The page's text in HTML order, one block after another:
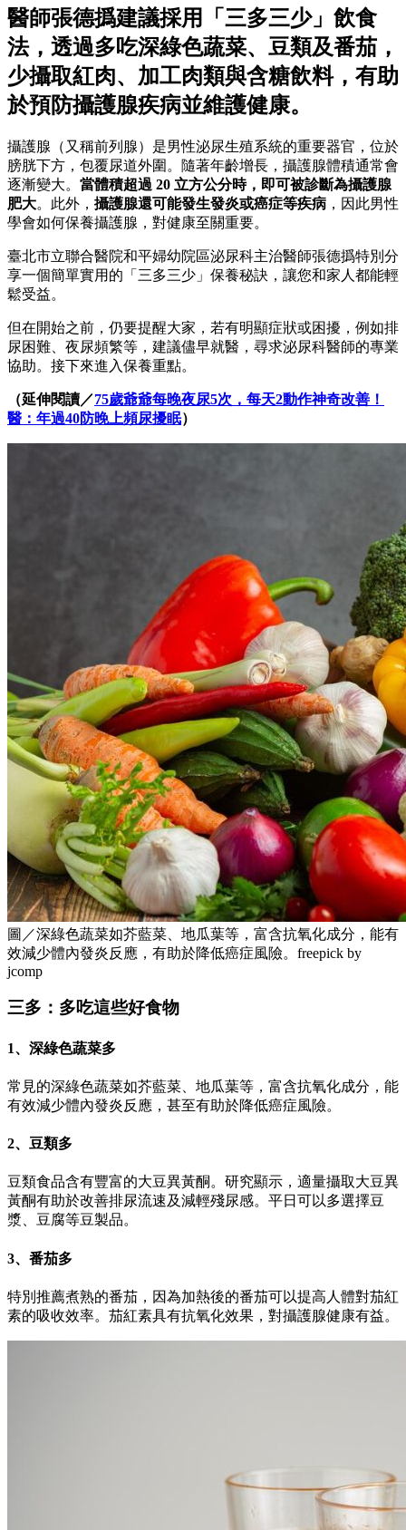
醫師張德撝建議採用「三多三少」飲食
法，透過多吃深綠色蔬菜、豆類及番茄，
少攝取紅肉、加工肉類與含糖飲料，有助
於預防攝護腺疾病並維護健康。
攝護腺（又稱前列腺）是男性泌尿生殖系統的重要器官，位於
膀胱下方，包覆尿道外圍。隨著年齡增長，攝護腺體積通常會
逐漸變大。 當體積超過 20 立方公分時，即可被診斷為攝護腺
肥大。此外， 攝護腺還可能發生發炎或癌症等疾病 ，因此男性
學會如何保養攝護腺，對健康至關重要。
臺北市立聯合醫院和平婦幼院區泌尿科主治醫師張德撝特別分
享一個簡單實用的「三多三少」保養秘訣，讓您和家人都能輕
鬆受益。
但在開始之前，仍要提醒大家，若有明顯症狀或困擾，例如排
尿困難、夜尿頻繁等，建議儘早就醫，尋求泌尿科醫師的專業
協助。接下來進入保養重點。
（延伸閱讀／75歲爺爺每晚夜尿5次，每天2動作神奇改善！
醫：年過40防晚上頻尿擾眠）
圖／深綠色蔬菜如芥藍菜、地瓜葉等，富含抗氧化成分，能有
效減少體內發炎反應，有助於降低癌症風險。freepick by
jcomp
三多：多吃這些好食物
1、深綠色蔬菜多
常見的深綠色蔬菜如芥藍菜、地瓜葉等，富含抗氧化成分，能
有效減少體內發炎反應，甚至有助於降低癌症風險。
2、豆類多
豆類食品含有豐富的大豆異黃酮。研究顯示，適量攝取大豆異
黃酮有助於改善排尿流速及減輕殘尿感。平日可以多選擇豆
漿、豆腐等豆製品。
3、番茄多
特別推薦煮熟的番茄，因為加熱後的番茄可以提高人體對茄紅
素的吸收效率。茄紅素具有抗氧化效果，對攝護腺健康有益。